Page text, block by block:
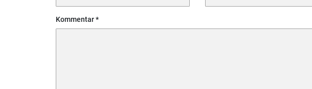
Kommentar